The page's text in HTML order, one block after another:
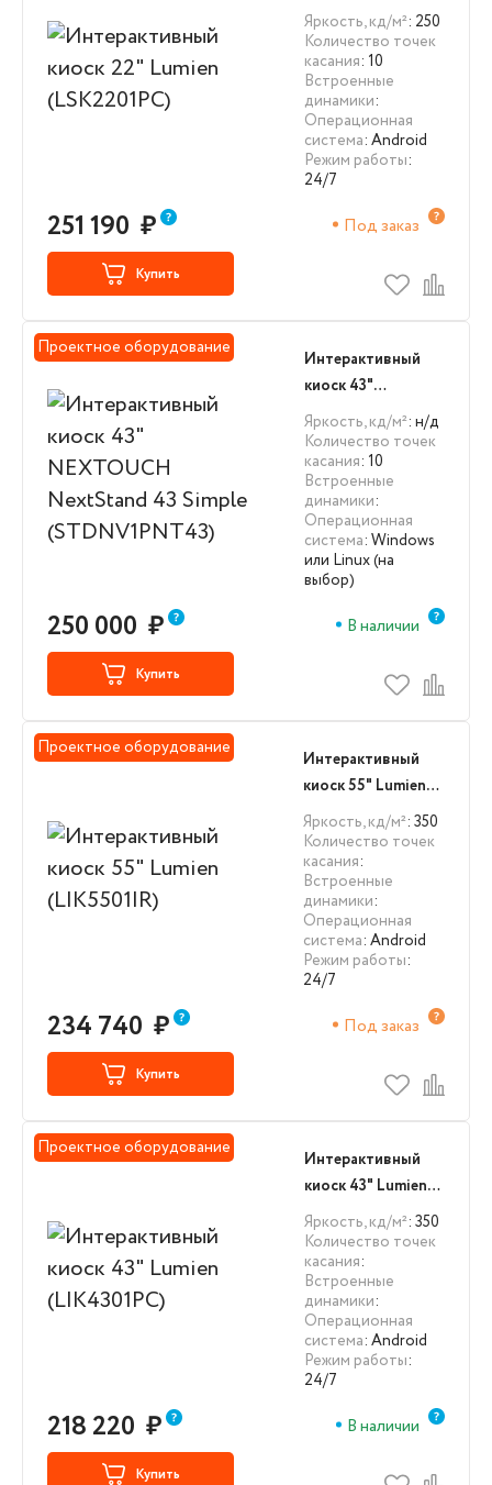
(LSK2201PC)
Яркость, кд/м²: 250
Количество точек
касания: 10
Встроенные
динамики:
Операционная
система: Android
Режим работы:
24/7
251 190 ₽ Под заказ
Купить
Проектное оборудование
Интерактивный
киоск 43"
NEXTOUCH
NextStand 43
Simple
(STDNV1PNT43)
Яркость, кд/м²: н/д
Количество точек
касания: 10
Встроенные
динамики:
Операционная
система: Windows
или Linux (на
выбор)
250 000 ₽ В наличии
Купить
Проектное оборудование
Интерактивный
киоск 55" Lumien
(LIK5501IR)
Яркость, кд/м²: 350
Количество точек
касания:
Встроенные
динамики:
Операционная
система: Android
Режим работы:
24/7
234 740 ₽ Под заказ
Купить
Проектное оборудование
Интерактивный
киоск 43" Lumien
(LIK4301PC)
Яркость, кд/м²: 350
Количество точек
касания:
Встроенные
динамики:
Операционная
система: Android
Режим работы:
24/7
218 220 ₽ В наличии
Купить